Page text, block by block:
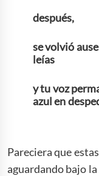
después,
se volvió
leías
y tu voz
azul en
Pareciera que
aguardando bajo